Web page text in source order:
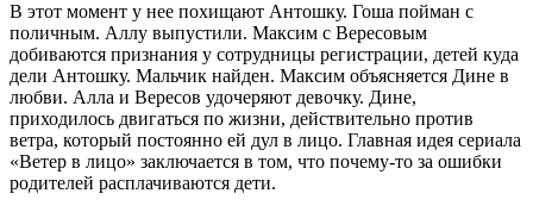
В этот момент у нее похищают Антошку. Гоша пойман с
поличным. Аллу выпустили. Максим с Вересовым
добиваются признания у сотрудницы регистрации, детей куда
дели Антошку. Мальчик найден. Максим объясняется Дине в
любви. Алла и Вересов удочеряют девочку. Дине,
приходилось двигаться по жизни, действительно против
ветра, который постоянно ей дул в лицо. Главная идея сериала
«Ветер в лицо» заключается в том, что почему-то за ошибки
родителей расплачиваются дети.